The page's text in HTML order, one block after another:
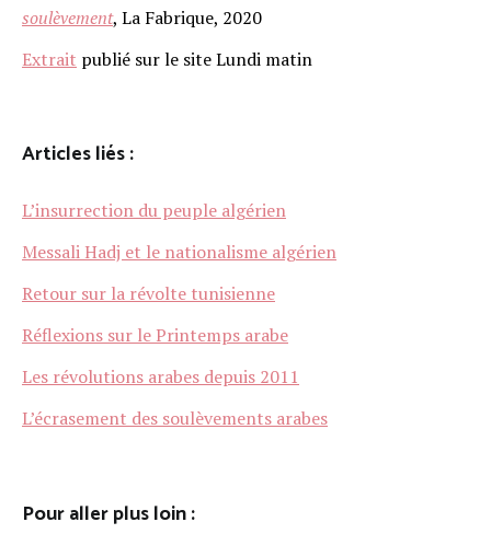
soulèvement, La Fabrique, 2020
Extrait publié sur le site Lundi matin
Articles liés :
L’insurrection du peuple algérien
Messali Hadj et le nationalisme algérien
Retour sur la révolte tunisienne
Réflexions sur le Printemps arabe
Les révolutions arabes depuis 2011
L’écrasement des soulèvements arabes
Pour aller plus loin :